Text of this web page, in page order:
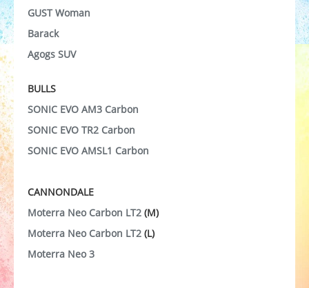
GUST Woman
Barack
Agogs SUV
BULLS
SONIC EVO AM3 Carbon
SONIC EVO TR2 Carbon
SONIC EVO AMSL1 Carbon
CANNONDALE
Moterra Neo Carbon LT2 (M)
Moterra Neo Carbon LT2 (L)
Moterra Neo 3